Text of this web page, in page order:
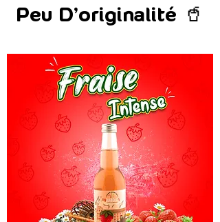
Peu D'originalité 🥤